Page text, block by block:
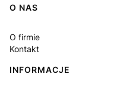
Linki w stopce
O NAS
O firmie
Kontakt
INFORMACJE